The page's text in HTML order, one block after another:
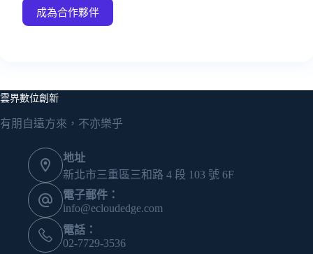
成為合作夥伴
雲界數位創新
有朋自遠方來，不亦樂乎
地址
新北市三重區三和路 4 段 103 號 6F
電子郵件：
info@ecloudedge.com
電話：
02-7729-3536